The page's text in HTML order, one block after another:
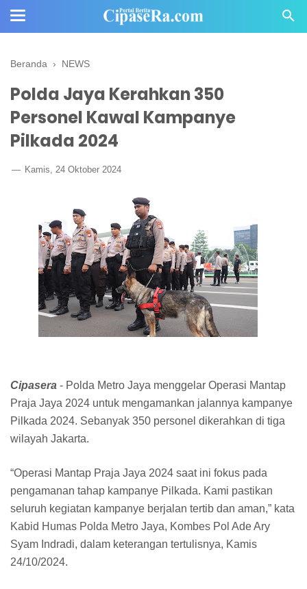
Beranda › NEWS
Polda Jaya Kerahkan 350
Personel Kawal Kampanye
Pilkada 2024
Kamis, 24 Oktober 2024
Cipasera - Polda Metro Jaya menggelar Operasi Mantap
Praja Jaya 2024 untuk mengamankan jalannya kampanye
Pilkada 2024. Sebanyak 350 personel dikerahkan di tiga
wilayah Jakarta.
“Operasi Mantap Praja Jaya 2024 saat ini fokus pada
pengamanan tahap kampanye Pilkada. Kami pastikan
seluruh kegiatan kampanye berjalan tertib dan aman,” kata
Kabid Humas Polda Metro Jaya, Kombes Pol Ade Ary
Syam Indradi, dalam keterangan tertulisnya, Kamis
24/10/2024.